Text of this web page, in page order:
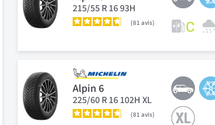
215/55 R 16 93H
81avis
Alpin 6
225/60 R 16 102H XL
81avis